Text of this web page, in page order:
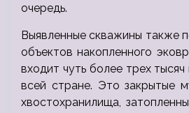
очередь.
Выявленные скважины также
объектов накопленного
входит чуть более трех
всей стране. Это закрытые
хвостохранилища,